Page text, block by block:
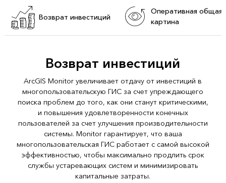
Возврат инвестиций
Оперативная общая
картина
Возврат инвестиций
ArcGIS Monitor увеличивает отдачу от инвестиций в
многопользовательскую ГИС за счет упреждающего
поиска проблем до того, как они станут критическими,
и повышения удовлетворенности конечных
пользователей за счет улучшения производительности
системы. Monitor гарантирует, что ваша
многопользовательская ГИС работает с самой высокой
эффективностью, чтобы максимально продлить срок
службы устаревающих систем и минимизировать
капитальные затраты.